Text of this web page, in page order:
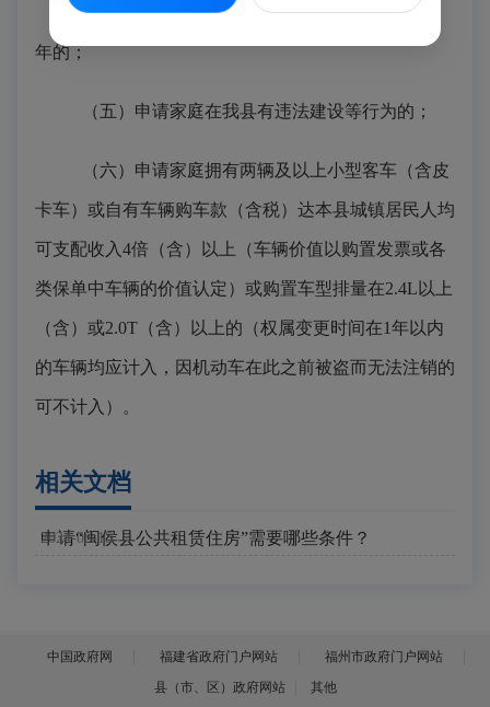
（四）申请人与配偶已离异，但离异时间不足
年的；
（五）申请家庭在我县有违法建设等行为的；
（六）申请家庭拥有两辆及以上小型客车（含皮
卡车）或自有车辆购车款（含税）达本县城镇居民人均
可支配收入 4倍（含）以上（车辆价值以购置发票或各
类保单中车辆的价值认定）或购置车型排量在2.4L以上
（含）或2.0T（含）以上的（权属变更时间在1年 以内
的车辆均应计入，因机动车在此之前被盗而无法注销的
可不计入）。
相关文档
2024-08-13
申请“闽侯县公共租赁住房”需要哪些条件？
中国政府网 福建省政府门户网站
福州市政府门户网站
县（市、区）政府网站
其他